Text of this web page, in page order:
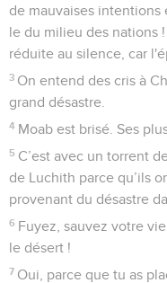
de mauvaises intentions
le du milieu des nations
réduite au silence, car
3 On entend des cris à
grand désastre.
4 Moab est brisé. Ses
5 C’est avec un torrent
de Luchith parce qu’ils
provenant du désastre
6 Fuyez, sauvez votre
le désert !
7 Oui, parce que tu as